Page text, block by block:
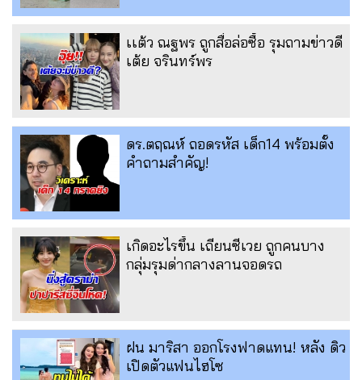
เเต้ว ณฐพร ถูกสื่อล่อซื้อ รุมถามข่าวดี
เต้ย จรินทร์พร
ดร.ตฤณห์ ถอดรหัส เด็ก14 พร้อมตั้ง
คำถามสำคัญ!
เกิดอะไรขึ้น เถียนซีเวย ถูกคนบาง
กลุ่มรุมด่ากลางลานจอดรถ
ฝน มาริสา ออกโรงฟาดแทน! หลัง ดิว
เปิดตัวแฟนไฮโซ